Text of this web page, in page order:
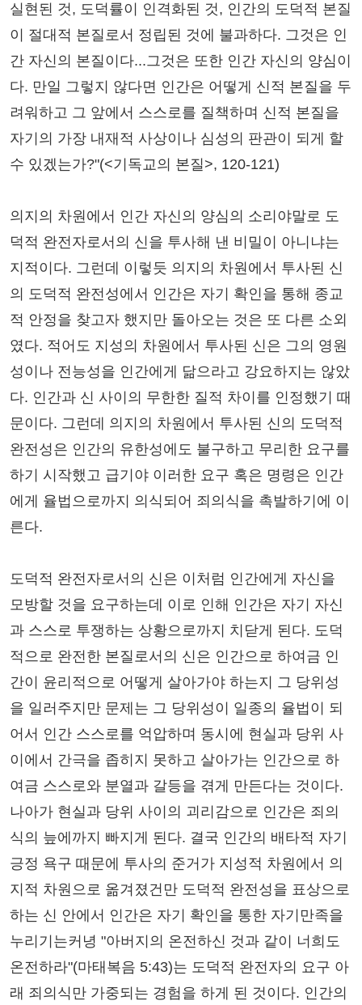
실현된 것, 도덕률이 인격화된 것, 인간의 도덕적 본질
이 절대적 본질로서 정립된 것에 불과하다. 그것은 인
간 자신의 본질이다...그것은 또한 인간 자신의 양심이
다. 만일 그렇지 않다면 인간은 어떻게 신적 본질을 두
려워하고 그 앞에서 스스로를 질책하며 신적 본질을
자기의 가장 내재적 사상이나 심성의 판관이 되게 할
수 있겠는가?"(<기독교의 본질>, 120-121)
의지의 차원에서 인간 자신의 양심의 소리야말로 도
덕적 완전자로서의 신을 투사해 낸 비밀이 아니냐는
지적이다. 그런데 이렇듯 의지의 차원에서 투사된 신
의 도덕적 완전성에서 인간은 자기 확인을 통해 종교
적 안정을 찾고자 했지만 돌아오는 것은 또 다른 소외
였다. 적어도 지성의 차원에서 투사된 신은 그의 영원
성이나 전능성을 인간에게 닮으라고 강요하지는 않았
다. 인간과 신 사이의 무한한 질적 차이를 인정했기 때
문이다. 그런데 의지의 차원에서 투사된 신의 도덕적
완전성은 인간의 유한성에도 불구하고 무리한 요구를
하기 시작했고 급기야 이러한 요구 혹은 명령은 인간
에게 율법으로까지 의식되어 죄의식을 촉발하기에 이
른다.
도덕적 완전자로서의 신은 이처럼 인간에게 자신을
모방할 것을 요구하는데 이로 인해 인간은 자기 자신
과 스스로 투쟁하는 상황으로까지 치닫게 된다. 도덕
적으로 완전한 본질로서의 신은 인간으로 하여금 인
간이 윤리적으로 어떻게 살아가야 하는지 그 당위성
을 일러주지만 문제는 그 당위성이 일종의 율법이 되
어서 인간 스스로를 억압하며 동시에 현실과 당위 사
이에서 간극을 좁히지 못하고 살아가는 인간으로 하
여금 스스로와 분열과 갈등을 겪게 만든다는 것이다.
나아가 현실과 당위 사이의 괴리감으로 인간은 죄의
식의 늪에까지 빠지게 된다. 결국 인간의 배타적 자기
긍정 욕구 때문에 투사의 준거가 지성적 차원에서 의
지적 차원으로 옮겨졌건만 도덕적 완전성을 표상으로
하는 신 안에서 인간은 자기 확인을 통한 자기만족을
누리기는커녕 "아버지의 온전하신 것과 같이 너희도
온전하라"(마태복음 5:43)는 도덕적 완전자의 요구 아
래 죄의식만 가중되는 경험을 하게 된 것이다. 인간의